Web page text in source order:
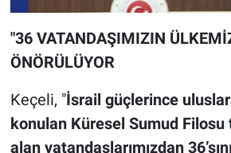
"36 VATANDAŞIMIZIN
ÖNÖRÜLÜYOR
Keçeli, "İsrail güçlerince
konulan Küresel Sumud
alan vatandaşlarımızdan